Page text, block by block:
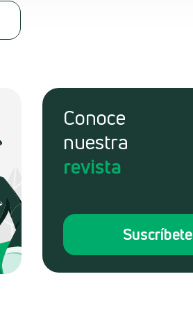
Conoce
nuestra
revista
Suscríbete